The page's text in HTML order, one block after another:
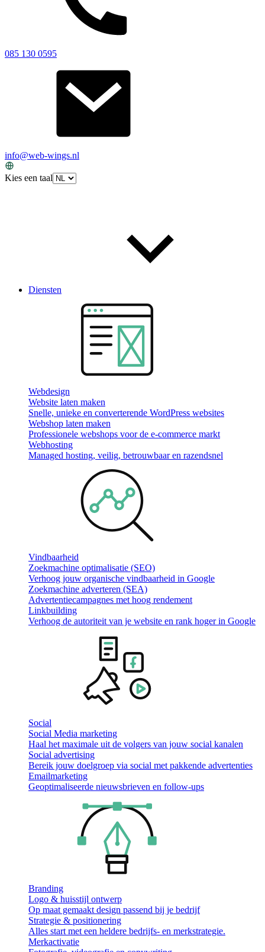
085 130 0595
info@web-wings.nl
Kies een taal
Diensten
Webdesign
Website laten maken
Snelle, unieke en converterende WordPress websites
Webshop laten maken
Professionele webshops voor de e-commerce markt
Webhosting
Managed hosting, veilig, betrouwbaar en razendsnel
Vindbaarheid
Zoekmachine optimalisatie (SEO)
Verhoog jouw organische vindbaarheid in Google
Zoekmachine adverteren (SEA)
Advertentiecampagnes met hoog rendement
Linkbuilding
Verhoog de autoriteit van je website en rank hoger in Google
Social
Social Media marketing
Haal het maximale uit de volgers van jouw social kanalen
Social advertising
Bereik jouw doelgroep via social met pakkende advertenties
Emailmarketing
Geoptimaliseerde nieuwsbrieven en follow-ups
Branding
Logo & huisstijl ontwerp
Op maat gemaakt design passend bij je bedrijf
Strategie & positionering
Alles start met een heldere bedrijfs- en merkstrategie.
Merkactivatie